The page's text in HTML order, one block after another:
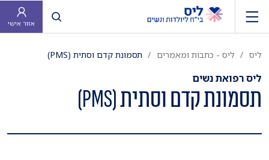
פתח חיפוש
אזור אישי
ליס ליס - כתבות ומאמרים תסמונת קדם וסתית (PMS)
ליס רפואת נשים
תסמונת קדם וסתית (PMS)